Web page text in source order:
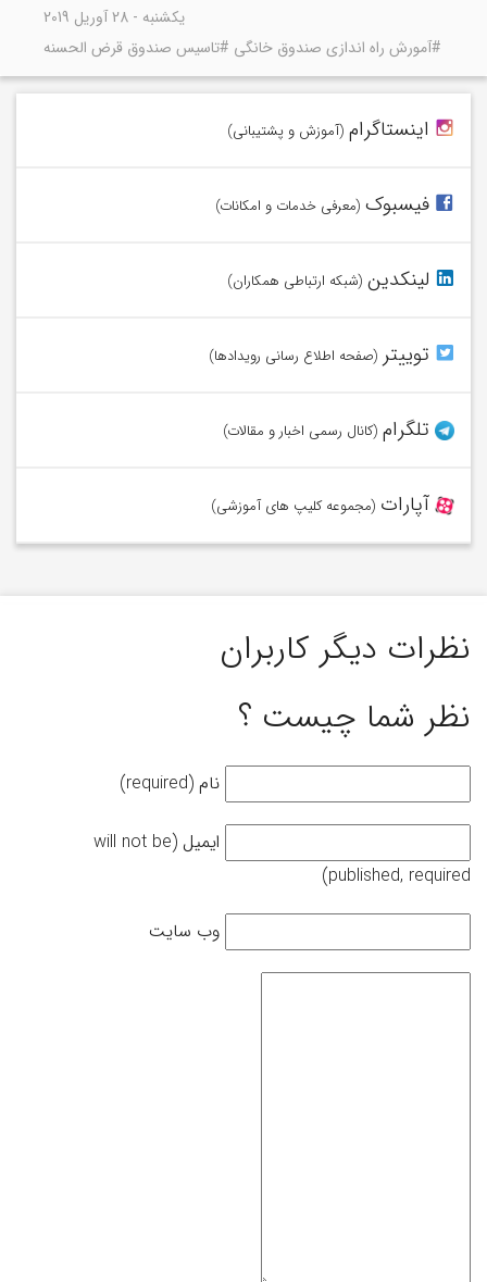
یکشنبه - 28 آوریل 2019
#آمورش راه اندازی صندوق خانگی #تاسیس صندوق قرض الحسنه
وامیلون را در اینستاگرام دنبال کنید!
اینستاگرام (آموزش و پشتیبانی)
در فیسبوک با وامیلون همراه شوید.
فیسبوک (معرفی خدمات و امکانات)
به شبکه وامیلون در لینکدین بپیوندید.
لینکدین (شبکه ارتباطی همکاران)
در توییتر از آخرین اخبار وامیلون آگاه شوید.
توییتر (صفحه اطلاع رسانی رویدادها)
عضو کانال تلگرام وامیلون شوید.
تلگرام (کانال رسمی اخبار و مقالات)
ویدئوهای ما را در آپارات تماشا کنید.
آپارات (مجموعه کلیپ های آموزشی)
نظرات دیگر کاربران
نظر شما چیست ؟
نام (required)
ایمیل (will not be
published, required)
وب سایت